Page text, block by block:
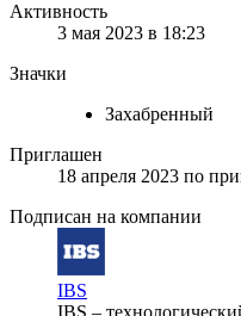
Активность
3 мая 2023 в 18:23
Значки
Захабренный
Приглашен
18 апреля 2023 по
Подписан на компании
IBS
IBS –